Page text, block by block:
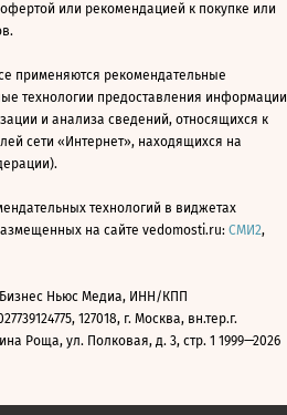
или рекомендацией к покупке или
применяются рекомендательные
технологии предоставления информации
и анализа сведений, относящихся к
сети «Интернет», находящихся на
технологий в виджетах
на сайте vedomosti.ru: СМИ2,
Ньюс Медиа, ИНН/КПП
127018, г. Москва, вн.тер.г.
Роща, ул. Полковая, д. 3, стр. 1 1999—2026